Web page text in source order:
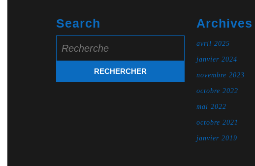
Search
for:
Archives
avril 2025
janvier 2024
novembre 2023
octobre 2022
mai 2022
octobre 2021
janvier 2019